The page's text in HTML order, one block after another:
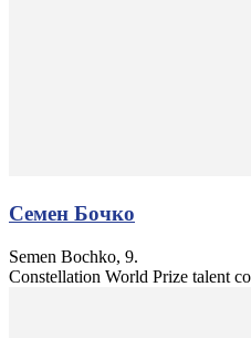
Семен Бочко
Semen Bochko, 9.
Constellation World Prize talent